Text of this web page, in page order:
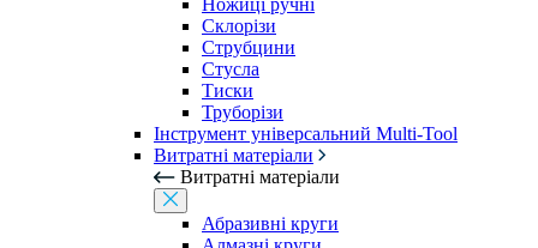
Ножиці ручні
Склорізи
Струбцини
Стусла
Тиски
Труборізи
Інструмент універсальний Multi-Tool
Витратні матеріали
Витратні матеріали
Абразивні круги